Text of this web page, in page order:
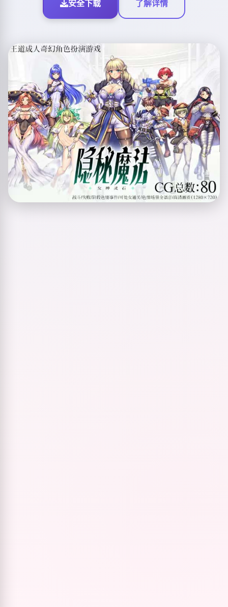
安全下载 了解详情